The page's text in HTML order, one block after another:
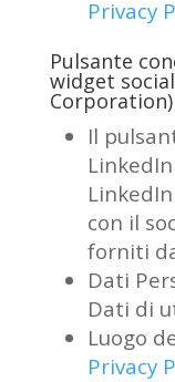
Privacy
Pulsante
widget
Corporation)
Il
con il
forniti
Dati
Dati di
Luogo
Privacy